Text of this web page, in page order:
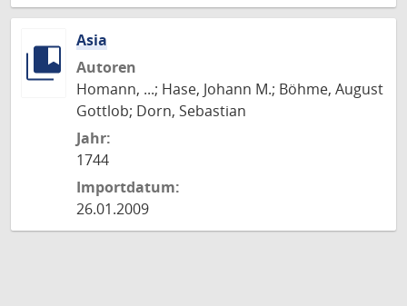
Asia
Autoren
Homann, ...; Hase, Johann M.; Böhme, August
Gottlob; Dorn, Sebastian
Jahr:
1744
Importdatum:
26.01.2009